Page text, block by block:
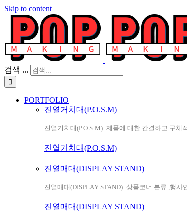
Skip to content
검색 ...
PORTFOLIO
진열거치대(P.O.S.M)
진열거치대(P.O.S.M)_제품에 대한 간결하고 구
진열거치대(P.O.S.M)
진열매대(DISPLAY STAND)
진열매대(DISPLAY STAND)_상품코너 분류 ,행
진열매대(DISPLAY STAND)